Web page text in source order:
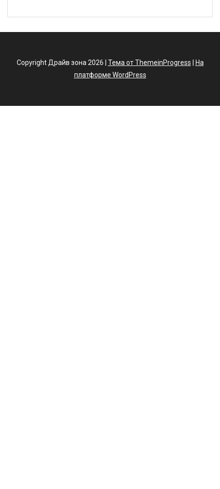
Copyright Драйв зона 2026 | Тема от ThemeinProgress
На
платформе WordPress